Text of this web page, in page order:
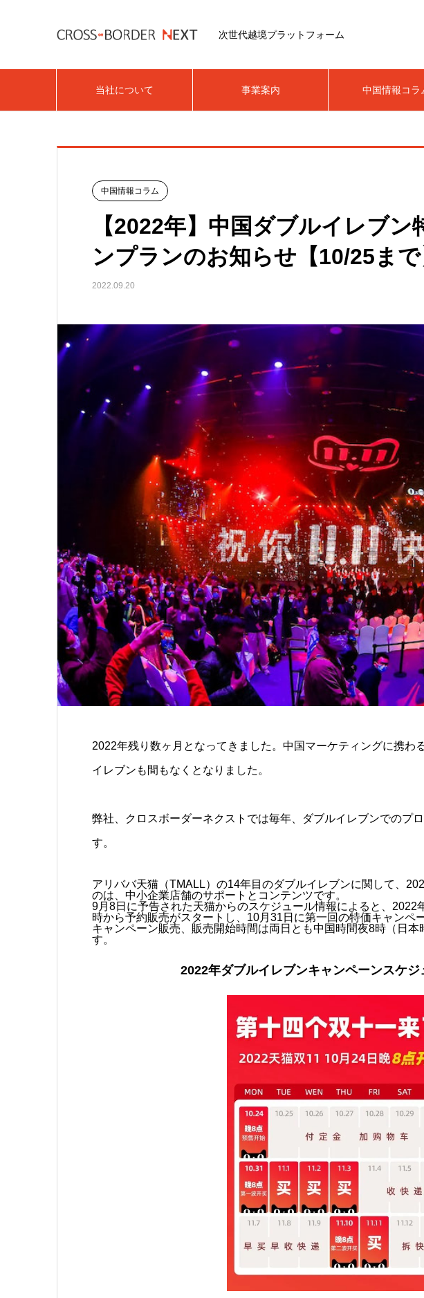
次世代越境プラットフォーム
当社について 事業案内 中国情報コラ
中国情報コラム
【2022年】中国ダブルイレブン
ンプランのお知らせ【10/25まで
2022.09.20
2022年残り数ヶ月となってきました。中国マーケティングに携わ
イレブンも間もなくとなりました。
弊社、クロスボーダーネクストでは毎年、ダブルイレブンでのプ
す。
アリババ天猫（TMALL）の14年目のダブルイレブンに関して、
のは、中小企業店舗のサポートとコンテンツです。
9月8日に予告された天猫からのスケジュール情報によると、2022
時から予約販売がスタートし、10月31日に第一回の特価キャンペ
キャンペーン販売、販売開始時間は両日とも中国時間夜8時（日本
す。
2022年ダブルイレブンキャンペーンスケジ